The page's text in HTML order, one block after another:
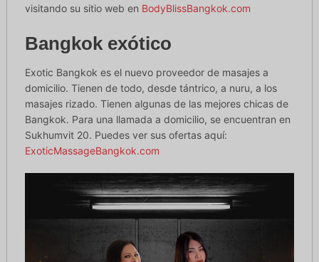
visitando su sitio web en BodyBlissBangkok.com
Bangkok exótico
Exotic Bangkok es el nuevo proveedor de masajes a
domicilio. Tienen de todo, desde tántrico, a nuru, a los
masajes rizado. Tienen algunas de las mejores chicas de
Bangkok. Para una llamada a domicilio, se encuentran en
Sukhumvit 20. Puedes ver sus ofertas aquí:
ExoticMassageBangkok.com